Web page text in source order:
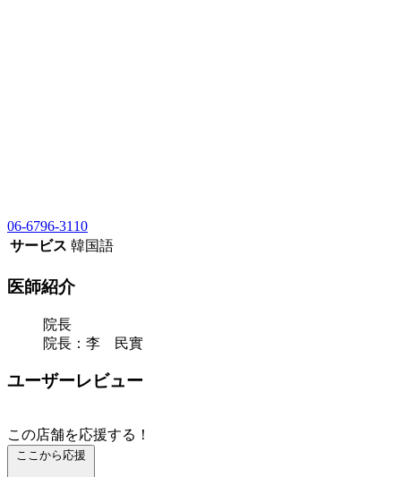
06-6796-3110
サービス 韓国語
医師紹介
院長
院長：李 民實
ユーザーレビュー
この店舗を応援する！
ここから応援